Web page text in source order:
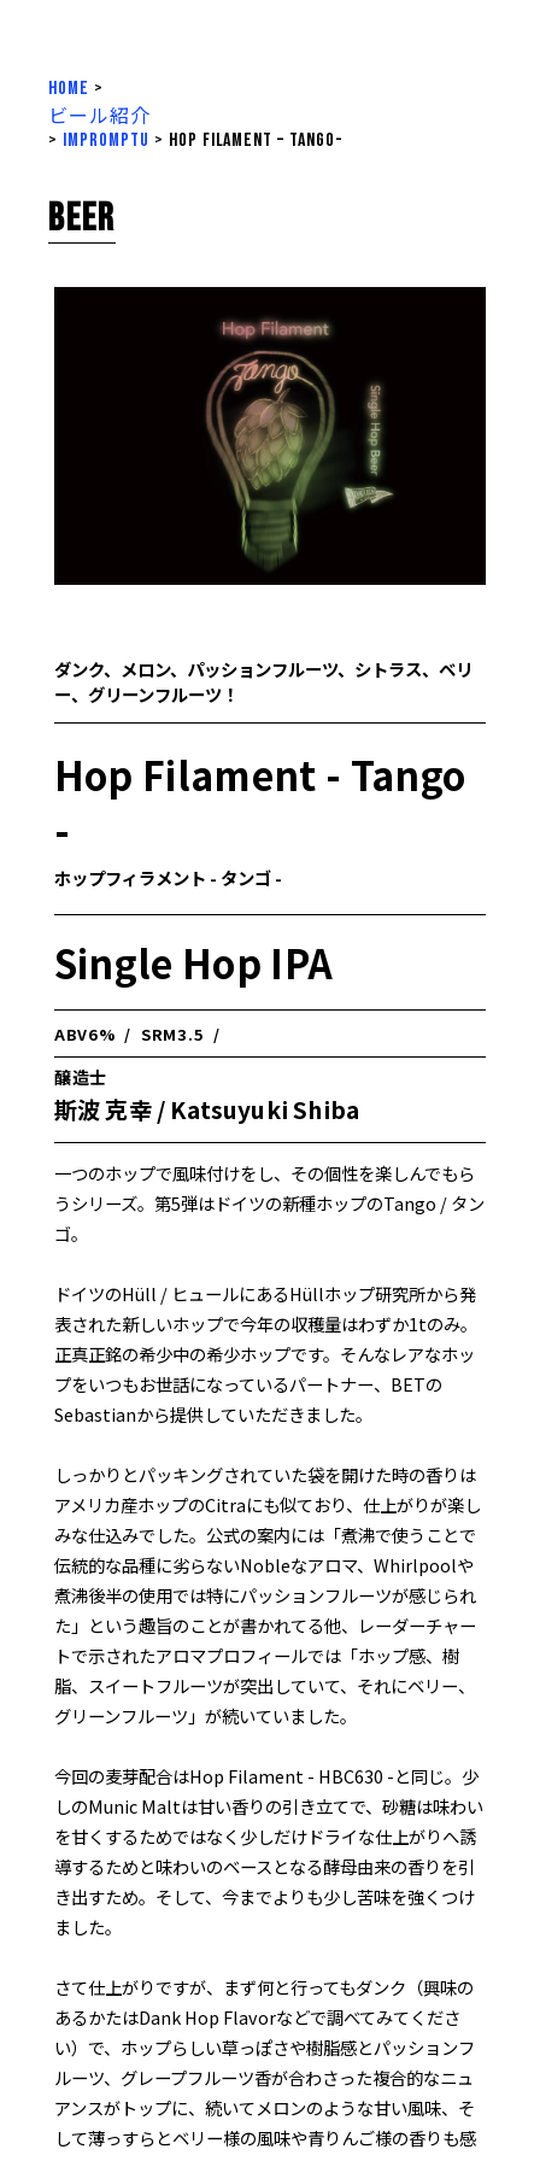
HOME >
ビール紹介
> impromptu > Hop Filament – Tango-
BEER
ダンク、メロン、パッションフルーツ、シトラス、ベリ
ー、グリーンフルーツ！
Hop Filament - Tango
-
ホップフィラメント - タンゴ -
Single Hop IPA
ABV6% / SRM3.5 /
醸造士
斯波 克幸 / Katsuyuki Shiba
一つのホップで風味付けをし、その個性を楽しんでもら
うシリーズ。第5弾はドイツの新種ホップのTango / タン
ゴ。
ドイツのHüll / ヒュールにあるHüllホップ研究所から発
表された新しいホップで今年の収穫量はわずか1tのみ。
正真正銘の希少中の希少ホップです。そんなレアなホッ
プをいつもお世話になっているパートナー、BETの
Sebastianから提供していただきました。
しっかりとパッキングされていた袋を開けた時の香りは
アメリカ産ホップのCitraにも似ており、仕上がりが楽し
みな仕込みでした。公式の案内には「煮沸で使うことで
伝統的な品種に劣らないNobleなアロマ、Whirlpoolや
煮沸後半の使用では特にパッションフルーツが感じられ
た」という趣旨のことが書かれてる他、レーダーチャー
トで示されたアロマプロフィールでは「ホップ感、樹
脂、スイートフルーツが突出していて、それにベリー、
グリーンフルーツ」が続いていました。
今回の麦芽配合はHop Filament - HBC630 -と同じ。少
しのMunic Maltは甘い香りの引き立てで、砂糖は味わい
を甘くするためではなく少しだけドライな仕上がりへ誘
導するためと味わいのベースとなる酵母由来の香りを引
き出すため。そして、今までよりも少し苦味を強くつけ
ました。
さて仕上がりですが、まず何と行ってもダンク（興味の
あるかたはDank Hop Flavorなどで調べてみてくださ
い）で、ホップらしい草っぽさや樹脂感とパッションフ
ルーツ、グレープフルーツ香が合わさった複合的なニュ
アンスがトップに、続いてメロンのような甘い風味、そ
して薄っすらとベリー様の風味や青りんご様の香りも感